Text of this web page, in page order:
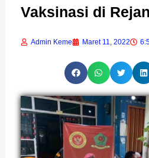
Vaksinasi di
Admin Keme Maret 11, 2022